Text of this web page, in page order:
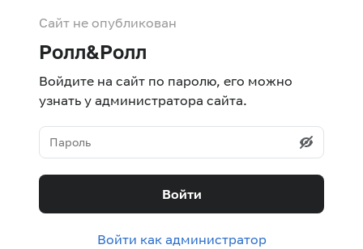
Сайт не опубликован
Ролл&Ролл
Войдите на сайт по паролю, его можно
узнать у администратора сайта.
Войти
Войти как администратор